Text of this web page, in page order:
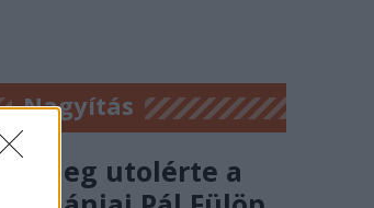
Nagyítás
utolérte a